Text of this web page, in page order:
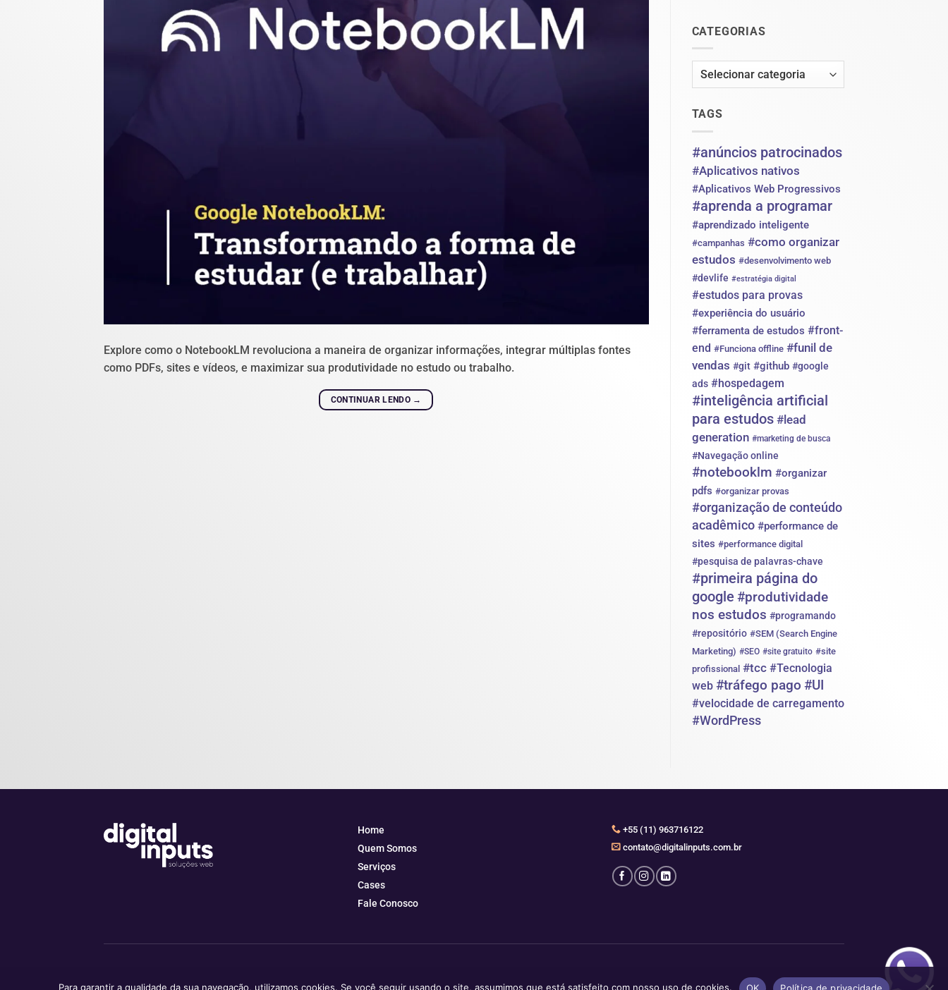
Explore como o NotebookLM revoluciona a maneira de organizar informações, integrar múltiplas fontes
como PDFs, sites e vídeos, e maximizar sua produtividade no estudo ou trabalho.
CONTINUAR LENDO →
internet:
como
você
sem
de
indicação
CATEGORIAS
Categorias
TAGS
#anúncios patrocinados
#Aplicativos nativos
#Aplicativos Web Progressivos
#aprenda a programar
#aprendizado inteligente
#campanhas #como organizar
estudos #desenvolvimento web
#devlife #estratégia digital
#estudos para provas
#experiência do usuário
#ferramenta de estudos #front-
end #Funciona offline #funil de
vendas #git #github #google
ads #hospedagem
#inteligência artificial
para estudos #lead
generation #marketing de busca
#Navegação online
#notebooklm #organizar
pdfs #organizar provas
#organização de conteúdo
acadêmico #performance de
sites #performance digital
#pesquisa de palavras-chave
#primeira página do
google #produtividade
nos estudos #programando
#repositório #SEM (Search Engine
Marketing) #SEO #site gratuito #site
profissional #tcc #Tecnologia
web #tráfego pago #UI
#velocidade de carregamento
#WordPress
Home
Quem Somos
Serviços
Cases
Fale Conosco
+55 (11) 963716122
contato@digitalinputs.com.br
Para garantir a qualidade da sua navegação, utilizamos cookies. Se você seguir usando o site, assumimos que está satisfeito com nosso uso de cookies.